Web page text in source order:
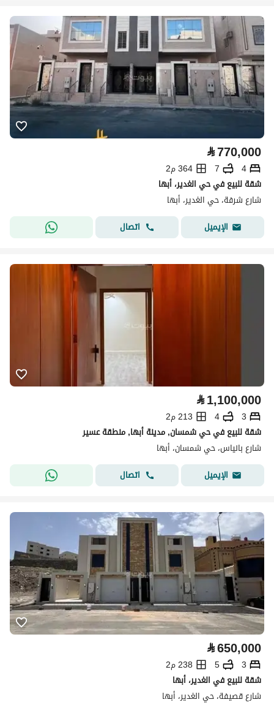
⃁770,000
4
7
364 م2
شقة للبيع في حي الغدير، أبها
شارع شرفة، حي الغدير، أبها
الإيميل
اتصال
⃁1,100,000
3
4
213 م2
شقة للبيع في حي شمسان, مدينة أبها, منطقة عسير
شارع بانياس، حي شمسان، أبها
الإيميل
اتصال
⃁650,000
3
5
238 م2
شقة للبيع في الغدير، أبها
شارع قصيفة، حي الغدير، أبها